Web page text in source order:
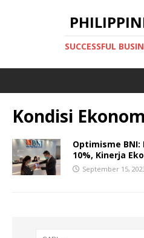
SUCCESSFUL
Kondisi
Optimisme
10%, Kinerja
September 15,